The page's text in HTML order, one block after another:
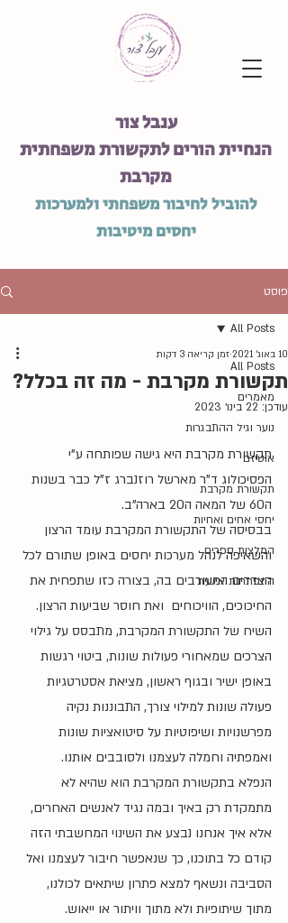
ענבל צור
הנחיית הורים לתקשורת משפחתית
מקרבת
להוביל לחיבור משפחתי ולמערכות
יחסים מיטיבות
פוסט
All Posts
מאמרים
נוער וגיל ההתבגרות
אוטיזם
תקשורת מקרבת
יחסי אחים ואחיות
המלצות ספרים
התפתחות אישית
All Posts
תקשורת מקרבת - מה זה בכלל?
10 באוג׳ 2021 זמן קריאה 3 דקות
עודכן: 22 בינו׳ 2023
תקשורת מקרבת היא גישה שפותחה ע"י
הפסיכולוג ד"ר מארשל רוזנברג ז"ל כבר בשנות
ה60 של המאה ה20 בארה"ב.
בבסיסה של התקשורת המקרבת עומד הרצון
והשאיפה לנהל מערכות יחסים באופן שתורם לכל
הצדדים המעורבים בה, בצורה כזו שתפחית את
החיכוכים, הוויכוחים  ואת חוסר שביעות הרצון.
השיח של התקשורת המקרבת, מתבסס על גילוי
הצרכים שמאחורי פעולות שונות, ביטוי רגשות
באופן ישיר ובגוף ראשון, מציאת אסטרטגיות
פעולה שונות למילוי צורך, התבוננות נקיה
מפרשנויות ושיפוטיות על סיטואציות שונות
ואמפתיה וחמלה לעצמנו ולסובבים אותנו.
הנפלא בתקשורת המקרבת הוא שהיא לא
מתמקדת רק באיך ובמה נגיד לאנשים האחרים,
אלא איך אנחנו נבצע את השינוי המחשבתי הזה
קודם כל בתוכנו, כך שנאפשר חיבור לעצמנו ואל
הסביבה ונשאף למצא פתרון שיתאים לכולנו,
מתוך שיתופיות ולא מתוך וויתור או ייאוש.